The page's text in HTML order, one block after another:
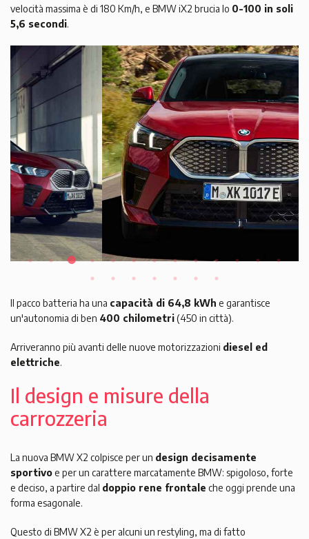
velocità massima è di 180 Km/h, e BMW iX2 brucia lo 0-100 in soli
5,6 secondi.
Il pacco batteria ha una capacità di 64,8 kWh e garantisce
un'autonomia di ben 400 chilometri(450 in città).
Arriveranno più avanti delle nuove motorizzazioni diesel ed
elettriche.
Il design e misure della
carrozzeria
La nuova BMW X2 colpisce per un design decisamente
sportivoe per un carattere marcatamente BMW: spigoloso, forte
e deciso, a partire dal doppio rene frontale che oggi prende una
forma esagonale.
Questo di BMW X2 è per alcuni un restyling, ma di fatto